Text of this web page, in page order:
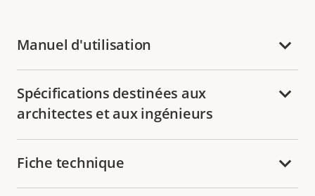
Manuel d'utilisation
Spécifications destinées aux
architectes et aux ingénieurs
Fiche technique